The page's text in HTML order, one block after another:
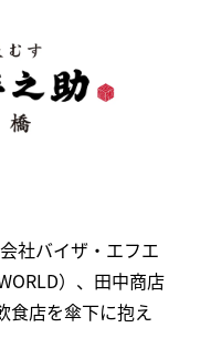
社バイザ・エフエ
）、田中商店
食店を傘下に抱え